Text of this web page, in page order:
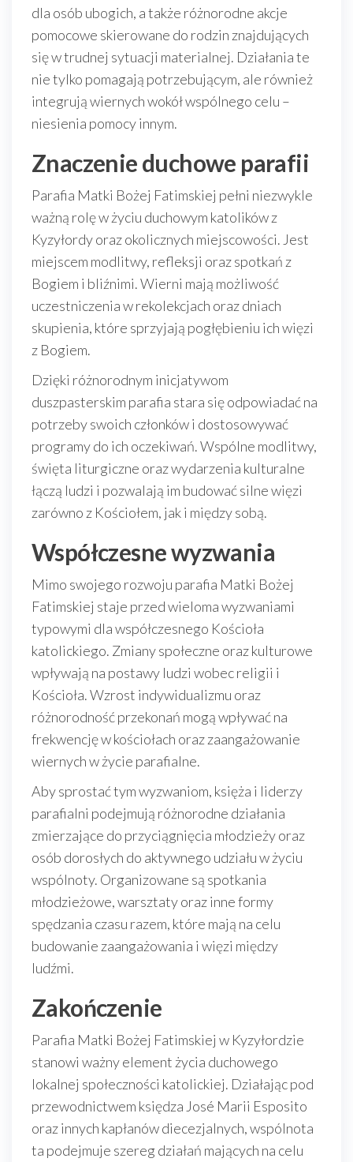
dla osób ubogich, a także różnorodne akcje
pomocowe skierowane do rodzin znajdujących
się w trudnej sytuacji materialnej. Działania te
nie tylko pomagają potrzebującym, ale również
integrują wiernych wokół wspólnego celu –
niesienia pomocy innym.
Znaczenie duchowe parafii
Parafia Matki Bożej Fatimskiej pełni niezwykle
ważną rolę w życiu duchowym katolików z
Kyzyłordy oraz okolicznych miejscowości. Jest
miejscem modlitwy, refleksji oraz spotkań z
Bogiem i bliźnimi. Wierni mają możliwość
uczestniczenia w rekolekcjach oraz dniach
skupienia, które sprzyjają pogłębieniu ich więzi
z Bogiem.
Dzięki różnorodnym inicjatywom
duszpasterskim parafia stara się odpowiadać na
potrzeby swoich członków i dostosowywać
programy do ich oczekiwań. Wspólne modlitwy,
święta liturgiczne oraz wydarzenia kulturalne
łączą ludzi i pozwalają im budować silne więzi
zarówno z Kościołem, jak i między sobą.
Współczesne wyzwania
Mimo swojego rozwoju parafia Matki Bożej
Fatimskiej staje przed wieloma wyzwaniami
typowymi dla współczesnego Kościoła
katolickiego. Zmiany społeczne oraz kulturowe
wpływają na postawy ludzi wobec religii i
Kościoła. Wzrost indywidualizmu oraz
różnorodność przekonań mogą wpływać na
frekwencję w kościołach oraz zaangażowanie
wiernych w życie parafialne.
Aby sprostać tym wyzwaniom, księża i liderzy
parafialni podejmują różnorodne działania
zmierzające do przyciągnięcia młodzieży oraz
osób dorosłych do aktywnego udziału w życiu
wspólnoty. Organizowane są spotkania
młodzieżowe, warsztaty oraz inne formy
spędzania czasu razem, które mają na celu
budowanie zaangażowania i więzi między
ludźmi.
Zakończenie
Parafia Matki Bożej Fatimskiej w Kyzyłordzie
stanowi ważny element życia duchowego
lokalnej społeczności katolickiej. Działając pod
przewodnictwem księdza José Marii Esposito
oraz innych kapłanów diecezjalnych, wspólnota
ta podejmuje szereg działań mających na celu